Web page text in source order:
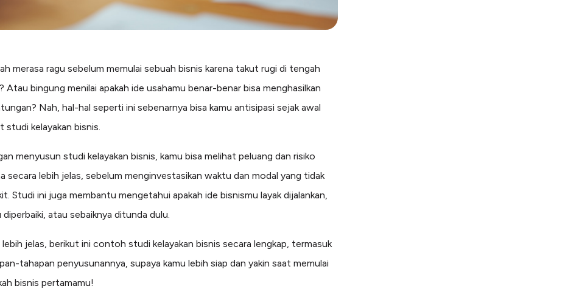
merasa ragu sebelum memulai sebuah bisnis karena takut rugi di tengah
Atau bingung menilai apakah ide usahamu benar-benar bisa menghasilkan
Nah, hal-hal seperti ini sebenarnya bisa kamu antisipasi sejak awal
studi kelayakan bisnis.
menyusun studi kelayakan bisnis, kamu bisa melihat peluang dan risiko
secara lebih jelas, sebelum menginvestasikan waktu dan modal yang tidak
Studi ini juga membantu mengetahui apakah ide bisnismu layak dijalankan,
diperbaiki, atau sebaiknya ditunda dulu.
lebih jelas, berikut ini contoh studi kelayakan bisnis secara lengkap, termasuk
tahapan penyusunannya, supaya kamu lebih siap dan yakin saat memulai
bisnis pertamamu!